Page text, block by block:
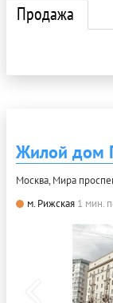
Продажа
Жилой дом
Москва, Мира
м. Рижская 1 мин.